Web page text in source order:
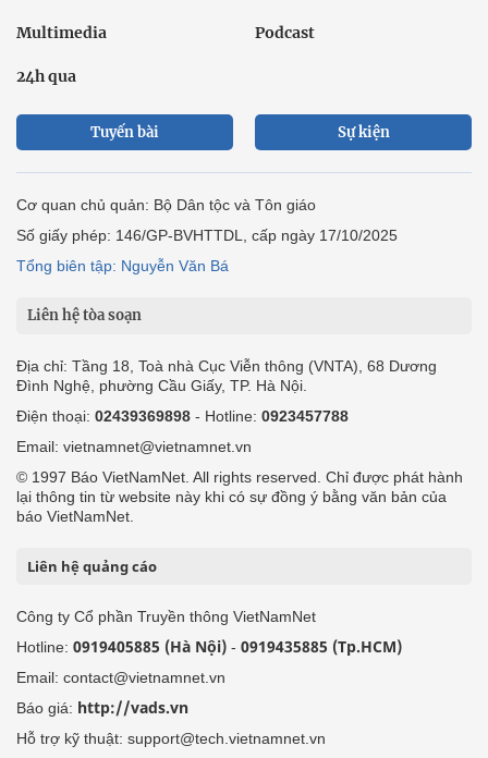
Multimedia Podcast
24h qua
Tuyến bài Sự kiện
Cơ quan chủ quản: Bộ Dân tộc và Tôn giáo
Số giấy phép: 146/GP-BVHTTDL, cấp ngày 17/10/2025
Tổng biên tập: Nguyễn Văn Bá
Liên hệ tòa soạn
Địa chỉ: Tầng 18, Toà nhà Cục Viễn thông (VNTA), 68 Dương
Đình Nghệ, phường Cầu Giấy, TP. Hà Nội.
Điện thoại: 02439369898 - Hotline: 0923457788
Email: vietnamnet@vietnamnet.vn
© 1997 Báo VietNamNet. All rights reserved. Chỉ được phát hành
lại thông tin từ website này khi có sự đồng ý bằng văn bản của
báo VietNamNet.
Liên hệ quảng cáo
Công ty Cổ phần Truyền thông VietNamNet
Hotline: 0919405885 (Hà Nội) - 0919435885 (Tp.HCM)
Email: contact@vietnamnet.vn
Báo giá: http://vads.vn
Hỗ trợ kỹ thuật: support@tech.vietnamnet.vn